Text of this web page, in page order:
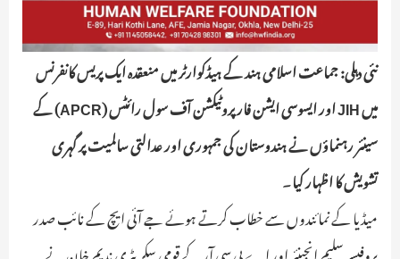
نئی دہلی: جماعت اسلامی ہند کے ہیڈکوارٹر میں منعقدہ ایک پریس کانفرنس
میں JIH اور ایسوسی ایشن فار پروٹیکشن آف سول رائٹس (APCR) کے
سینئر رہنماؤں نے ہندوستان کی جمہوری اور عدالتی سالمیت پر گہری
تشویش کا اظہار کیا۔
میڈیا کے نمائندوں سے خطاب کرتے ہوئے جے آئی ایچ کے نائب صدر